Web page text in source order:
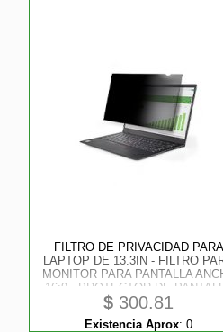
FILTRO DE PRIVACIDAD PARA
LAPTOP DE 13.3IN - FILTRO
MONITOR PARA PANTALLA
16:9 - PROTECTOR DE
STARTECH
$ 300.81
Existencia Aprox: 0